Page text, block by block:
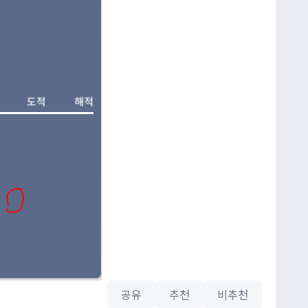
공유 추천 비추천